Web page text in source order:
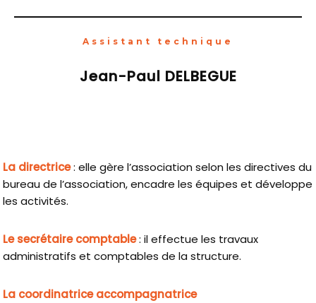
Assistant technique
Jean-Paul DELBEGUE
La directrice: elle gère l’association selon les directives du
bureau de l’association, encadre les équipes et développe
les activités.
Le secrétaire comptable: il effectue les travaux
administratifs et comptables de la structure.
La coordinatrice accompagnatrice